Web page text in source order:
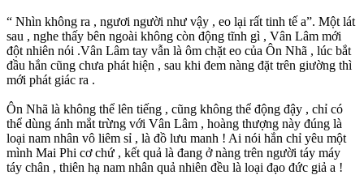
“ Nhìn không ra , ngươi người như vậy , eo lại rất tinh tế a”. Một lát
sau , nghe thấy bên ngoài không còn động tĩnh gì , Vân Lâm mới
đột nhiên nói .Vân Lâm tay vẫn là ôm chặt eo của Ôn Nhã , lúc bắt
đầu hắn cũng chưa phát hiện , sau khi đem nàng đặt trên giường thì
mới phát giác ra .
Ôn Nhã là không thể lên tiếng , cũng không thể động đậy , chỉ có
thể dùng ánh mắt trừng với Vân Lâm , hoàng thượng này đúng là
loại nam nhân vô liêm sỉ , là đồ lưu manh ! Ai nói hắn chỉ yêu một
mình Mai Phi cơ chứ , kết quả là đang ở nàng trên người táy máy
táy chân , thiên hạ nam nhân quả nhiên đều là loại đạo đức giả a !